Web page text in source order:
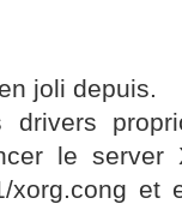
joli depuis.
drivers
le
xorg.cong